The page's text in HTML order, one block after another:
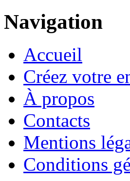
Navigation
Accueil
Créez votre
À propos
Contacts
Mentions
Conditions